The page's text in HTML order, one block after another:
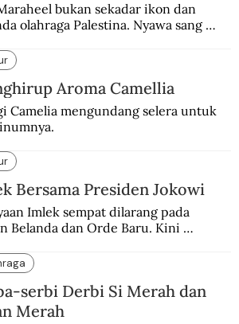
bukan sekadar ikon dan
olahraga Palestina. Nyawa sang
Rafah.
Aroma Camellia
Camelia mengundang selera untuk
Bersama Presiden Jokowi
Imlek sempat dilarang pada
Belanda dan Orde Baru. Kini
serbi Derbi Si Merah dan
Merah